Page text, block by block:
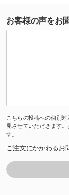
お客様の声をお
こちらの投稿への個別
見させていただきます
す。
ご注文にかかわるお